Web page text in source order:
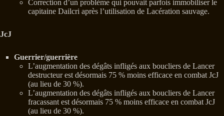
Correction d’un problème qui pouvait parfois immobiliser le
capitaine Dailcri après l’utilisation de Lacération sauvage.
JcJ
Guerrier/guerrière
L’augmentation des dégâts infligés aux boucliers de Lancer
destructeur est désormais 75 % moins efficace en combat JcJ
(au lieu de 30 %).
L’augmentation des dégâts infligés aux boucliers de Lancer
fracassant est désormais 75 % moins efficace en combat JcJ
(au lieu de 30 %).